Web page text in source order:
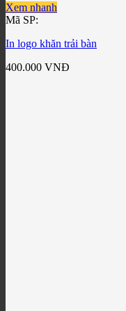
Xem nhanh
Mã SP:
In logo khăn trải bàn
400.000 VNĐ